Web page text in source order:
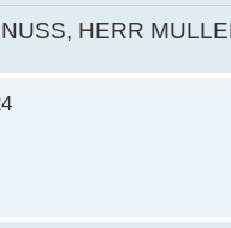
HERR